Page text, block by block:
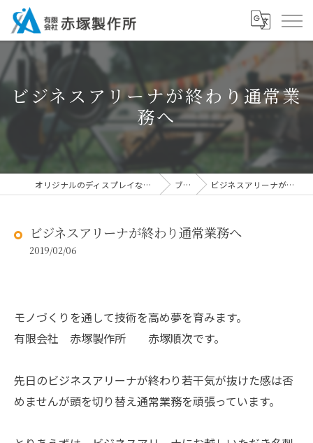
ビジネスアリーナが終わり通常業
務へ
オリジナルのディスプレイなら有限会社赤塚製作所 ブログ ビジネスアリーナが終わり通常業務へ
ビジネスアリーナが終わり通常業務へ
2019/02/06
モノづくりを通して技術を高め夢を育みます。
有限会社 赤塚製作所 赤塚順次です。
先日のビジネスアリーナが終わり若干気が抜けた感は否
めませんが頭を切り替え通常業務を頑張っています。